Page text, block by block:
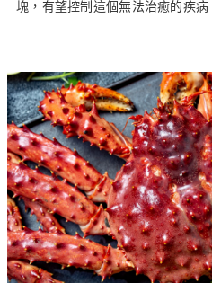
塊，有望控制這個無法治癒的疾病